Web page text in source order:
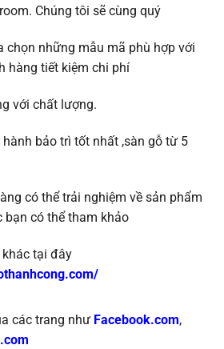
Chúng tôi sẽ cùng quý
chọn những mẫu mã phù hợp với
hàng tiết kiệm chi phí
với chất lượng.
bảo trì tốt nhất ,sàn gỗ từ 5
có thể trải nghiệm về sản phẩm
bạn có thể tham khảo
tại đây
các trang như Facebook.com,